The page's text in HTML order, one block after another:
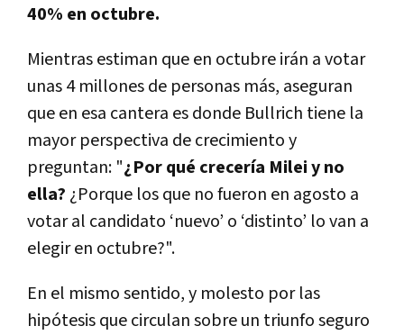
40% en octubre.
Mientras estiman que en octubre irán a votar
unas 4 millones de personas más, aseguran
que en esa cantera es donde Bullrich tiene la
mayor perspectiva de crecimiento y
preguntan: "¿Por qué crecería Milei y no
ella? ¿Porque los que no fueron en agosto a
votar al candidato ‘nuevo’ o ‘distinto’ lo van a
elegir en octubre?".
En el mismo sentido, y molesto por las
hipótesis que circulan sobre un triunfo seguro